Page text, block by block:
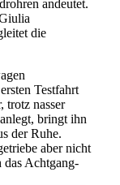
andeutet.
die
Testfahrt
trotz nasser
bringt ihn
der Ruhe.
aber nicht
Achtgang-